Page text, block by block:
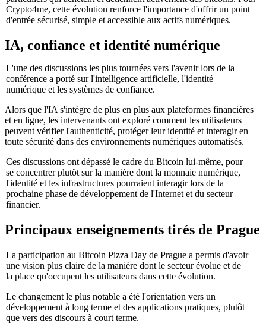
Crypto4me, cette évolution renforce l'importance d'offrir un point
d'entrée sécurisé, simple et accessible aux actifs numériques.
IA, confiance et identité numérique
L'une des discussions les plus tournées vers l'avenir lors de la
conférence a porté sur l'intelligence artificielle, l'identité
numérique et les systèmes de confiance.
Alors que l'IA s'intègre de plus en plus aux plateformes financières
et en ligne, les intervenants ont exploré comment les utilisateurs
peuvent vérifier l'authenticité, protéger leur identité et interagir en
toute sécurité dans des environnements numériques automatisés.
Ces discussions ont dépassé le cadre du Bitcoin lui-même, pour
se concentrer plutôt sur la manière dont la monnaie numérique,
l'identité et les infrastructures pourraient interagir lors de la
prochaine phase de développement de l'Internet et du secteur
financier.
Principaux enseignements tirés de Prague
La participation au Bitcoin Pizza Day de Prague a permis d'avoir
une vision plus claire de la manière dont le secteur évolue et de
la place qu'occupent les utilisateurs dans cette évolution.
Le changement le plus notable a été l'orientation vers un
développement à long terme et des applications pratiques, plutôt
que vers des discours à court terme.